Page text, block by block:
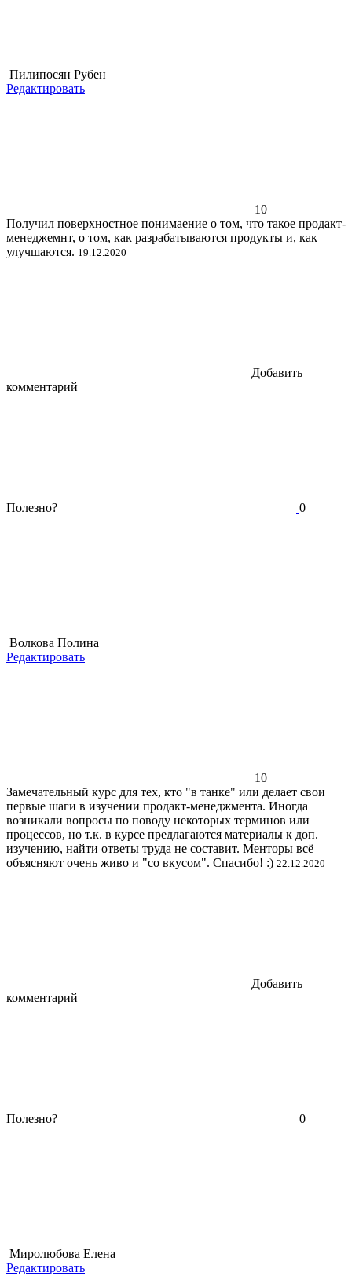
Пилипосян Рубен
Редактировать
10
Получил поверхностное понимаение о том, что такое продакт-
менеджемнт, о том, как разрабатываются продукты и, как
улучшаются. 19.12.2020
Добавить
комментарий
Полезно? 0
Волкова Полина
Редактировать
10
Замечательный курс для тех, кто "в танке" или делает свои
первые шаги в изучении продакт-менеджмента. Иногда
возникали вопросы по поводу некоторых терминов или
процессов, но т.к. в курсе предлагаются материалы к доп.
изучению, найти ответы труда не составит. Менторы всё
объясняют очень живо и "со вкусом". Спасибо! :) 22.12.2020
Добавить
комментарий
Полезно? 0
Миролюбова Елена
Редактировать